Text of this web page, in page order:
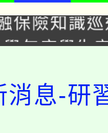
甄選結果(
保險知識
年度學生
甄選結果(
學年度第
甄選結果(
化大學推廣
消息-研